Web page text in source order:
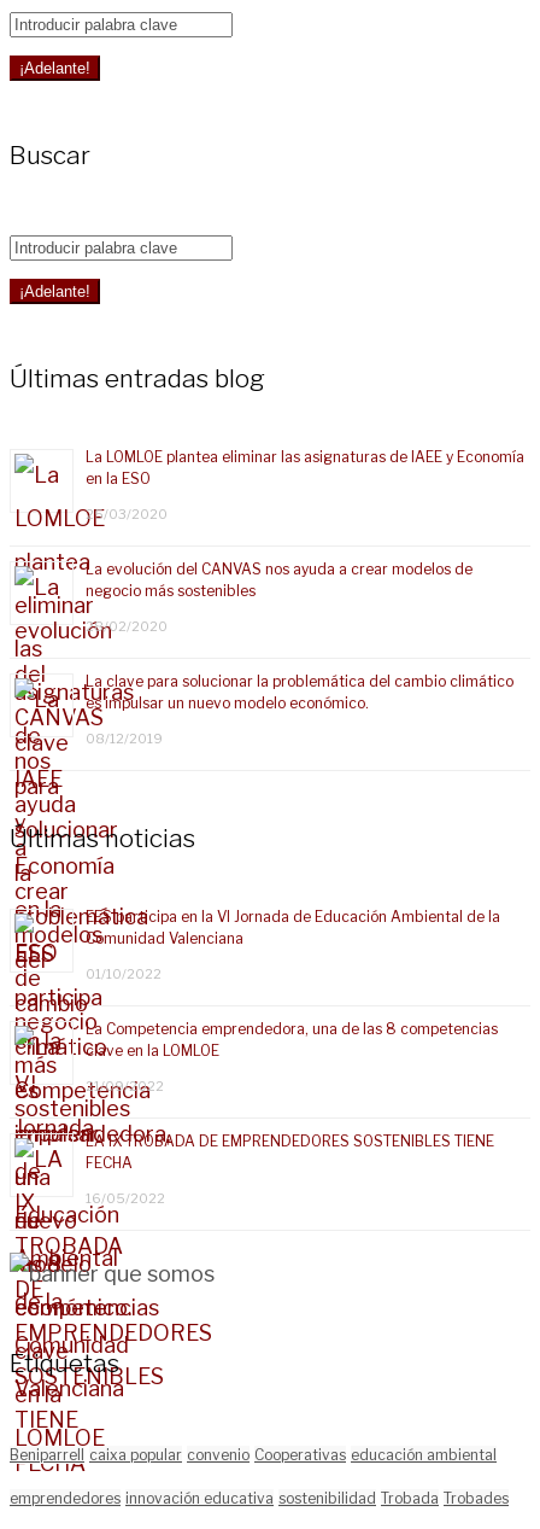
Buscar
por:
¡Adelante!
Buscar
Buscar
por:
¡Adelante!
Últimas entradas blog
La LOMLOE plantea eliminar las asignaturas de IAEE y Economía
en la ESO
25/03/2020
La evolución del CANVAS nos ayuda a crear modelos de
negocio más sostenibles
28/02/2020
La clave para solucionar la problemática del cambio climático
es impulsar un nuevo modelo económico.
08/12/2019
Últimas noticias
EES participa en la VI Jornada de Educación Ambiental de la
Comunidad Valenciana
01/10/2022
La Competencia emprendedora, una de las 8 competencias
clave en la LOMLOE
21/09/2022
LA IX TROBADA DE EMPRENDEDORES SOSTENIBLES TIENE
FECHA
16/05/2022
Etiquetas
Beniparrell caixa popular convenio Cooperativas educación ambiental
emprendedores innovación educativa sostenibilidad Trobada Trobades